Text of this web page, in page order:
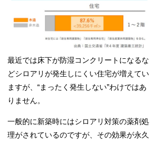
最近では床下が防湿コンクリートになるな
どシロアリが発生しにくい住宅が増えてい
ますが、“まったく発生しない”わけではあ
りません。
一般的に新築時にはシロアリ対策の薬剤処
理がされているのですが、その効果が永久